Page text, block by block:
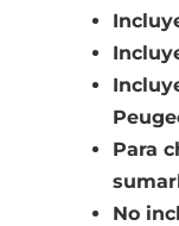
Para
No